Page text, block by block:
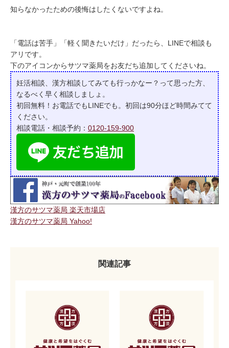
知らなかったための後悔はしたくないですよね。
「電話は苦手」「軽く聞きたいだけ」だったら、LINEで相談も
アリです。
下のアイコンからサツマ薬局をお友だち追加してくださいね。
妊活相談、漢方相談してみても行っかなー？って思った方、
なるべく早く相談しましょ。
初回無料！お電話でもLINEでも。初回は90分ほど時間みてて
ください。
相談電話・相談予約： 0120-159-900
漢方のサツマ薬局 楽天市場店
漢方のサツマ薬局 Yahoo!
関連記事